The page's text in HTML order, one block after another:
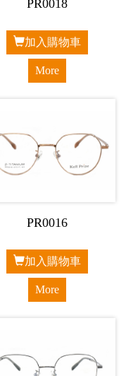
PR0018
加入購物車
More
PR0016
加入購物車
More